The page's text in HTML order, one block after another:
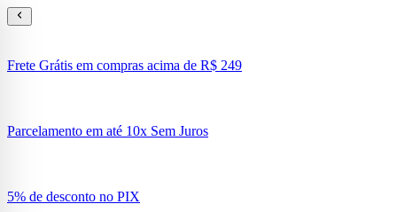
Frete Grátis em compras acima de R$ 249
Parcelamento em até 10x Sem Juros
5% de desconto no PIX